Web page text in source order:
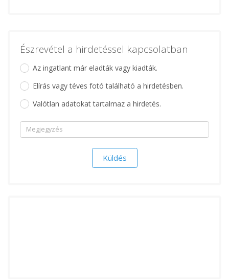
Észrevétel a hirdetéssel kapcsolatban
Az ingatlant már eladták vagy kiadták.
Elírás vagy téves fotó található a hirdetésben.
Valótlan adatokat tartalmaz a hirdetés.